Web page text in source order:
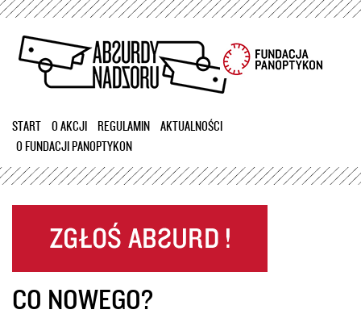
Przejdź
treści
START O AKCJI REGULAMIN
AKTUALNOŚCI
O FUNDACJI PANOPTYKON
CO NOWEGO?